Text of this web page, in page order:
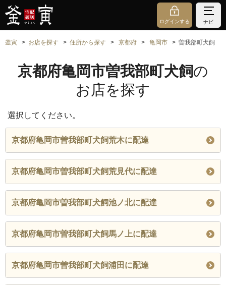
ログインする ナビ
釜寅 お店を探す 住所から探す 京都府 亀岡市 曽我部町犬飼
京都府亀岡市曽我部町犬飼の
お店を探す
選択してください。
京都府亀岡市曽我部町犬飼荒木に配達
京都府亀岡市曽我部町犬飼荒見代に配達
京都府亀岡市曽我部町犬飼池ノ北に配達
京都府亀岡市曽我部町犬飼馬ノ上に配達
京都府亀岡市曽我部町犬飼浦田に配達